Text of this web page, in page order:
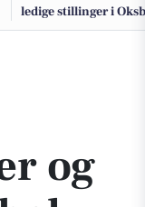
ledige stillinger i
og